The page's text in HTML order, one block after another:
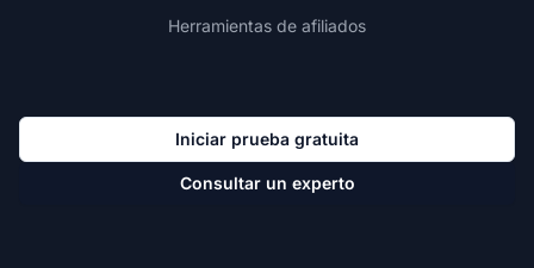
Herramientas de afiliados
Iniciar prueba gratuita
Consultar un experto